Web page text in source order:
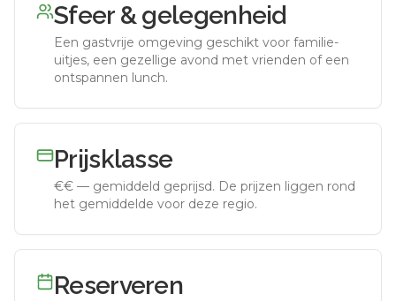
Sfeer & gelegenheid
Een gastvrije omgeving geschikt voor familie-
uitjes, een gezellige avond met vrienden of een
ontspannen lunch.
Prijsklasse
€€ — gemiddeld geprijsd. De prijzen liggen rond
het gemiddelde voor deze regio.
Reserveren